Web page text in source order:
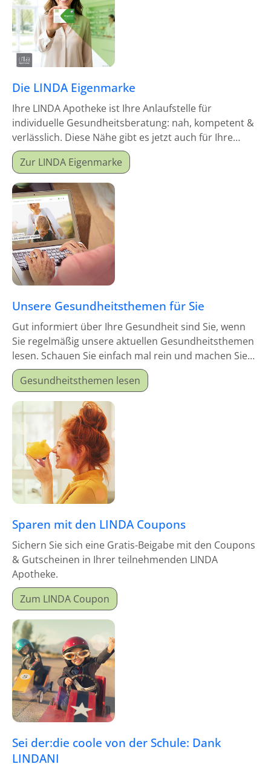
Die LINDA Eigenmarke
Ihre LINDA Apotheke ist Ihre Anlaufstelle für
individuelle Gesundheitsberatung: nah, kompetent &
verlässlich. Diese Nähe gibt es jetzt auch für Ihre
Hausapotheke!
Zur LINDA Eigenmarke
Unsere Gesundheitsthemen für Sie
Gut informiert über Ihre Gesundheit sind Sie, wenn
Sie regelmäßig unsere aktuellen Gesundheitsthemen
lesen. Schauen Sie einfach mal rein und machen Sie
sich schlau!
Gesundheitsthemen lesen
Sparen mit den LINDA Coupons
Sichern Sie sich eine Gratis-Beigabe mit den Coupons
& Gutscheinen in Ihrer teilnehmenden LINDA
Apotheke.
Zum LINDA Coupon
Sei der:die coole von der Schule: Dank
LINDANI